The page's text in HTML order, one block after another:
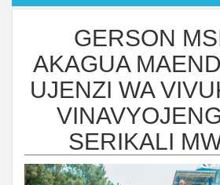
GERSON
AKAGUA
UJENZI WA
SERIKALI